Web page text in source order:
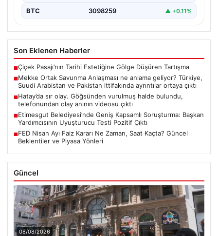
BTC 3098259 ▲ +0.11%
Son Eklenen Haberler
■Çiçek Pasajı’nın Tarihi Estetiğine Gölge Düşüren Tartışma
■Mekke Ortak Savunma Anlaşması ne anlama geliyor? Türkiye,
Suudi Arabistan ve Pakistan ittifakında ayrıntılar ortaya çıktı
■Hatay’da sır olay. Göğsünden vurulmuş halde bulundu,
telefonundan olay anının videosu çıktı
■Etimesgut Belediyesi’nde Geniş Kapsamlı Soruşturma: Başkan
Yardımcısının Uyuşturucu Testi Pozitif Çıktı
■FED Nisan Ayı Faiz Kararı Ne Zaman, Saat Kaçta? Güncel
Beklentiler ve Piyasa Yönleri
Güncel
08/08/2026